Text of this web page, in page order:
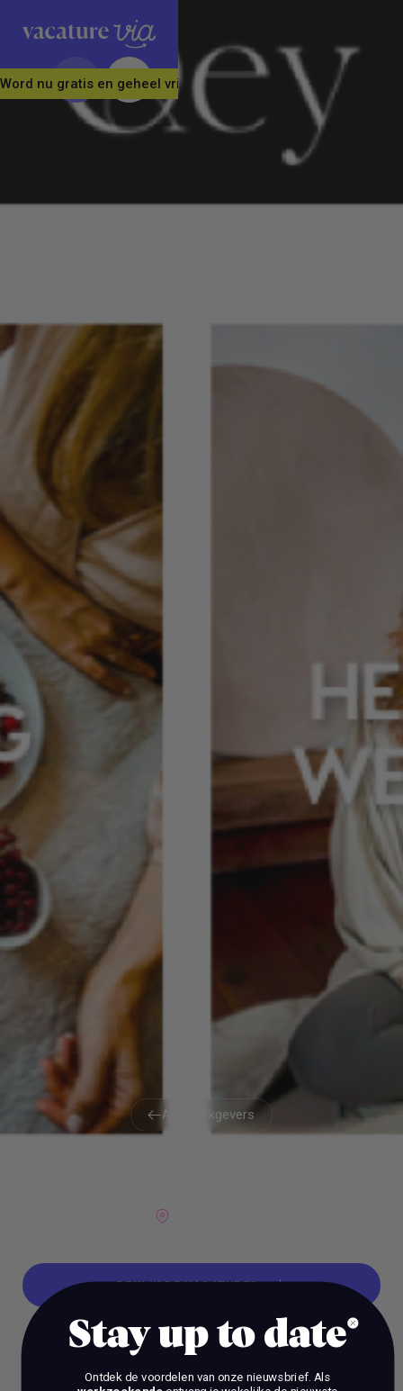
Word nu gratis en geheel vrijblijvend lid van ons Vacature Via
Alle werkgevers
BEKIJK DE VACATURES
BEKIJK DE VACATURES
Stay up to date
Ontdek de voordelen van onze nieuwsbrief. Als